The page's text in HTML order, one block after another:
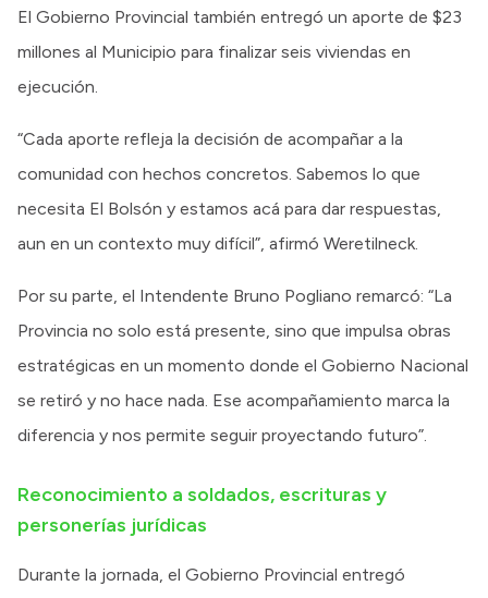
El Gobierno Provincial también entregó un aporte de $23
millones al Municipio para finalizar seis viviendas en
ejecución.
“Cada aporte refleja la decisión de acompañar a la
comunidad con hechos concretos. Sabemos lo que
necesita El Bolsón y estamos acá para dar respuestas,
aun en un contexto muy difícil”, afirmó Weretilneck.
Por su parte, el Intendente Bruno Pogliano remarcó: “La
Provincia no solo está presente, sino que impulsa obras
estratégicas en un momento donde el Gobierno Nacional
se retiró y no hace nada. Ese acompañamiento marca la
diferencia y nos permite seguir proyectando futuro”.
Reconocimiento a soldados, escrituras y
personerías jurídicas
Durante la jornada, el Gobierno Provincial entregó